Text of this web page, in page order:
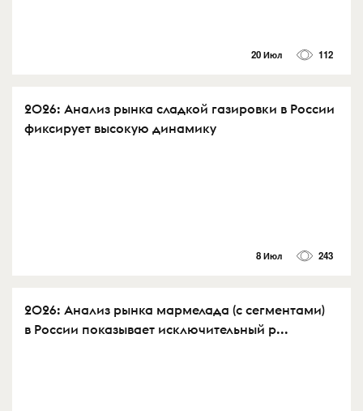
20 Июл 112
2026: Анализ рынка сладкой газировки в России
фиксирует высокую динамику
8 Июл 243
2026: Анализ рынка мармелада (с сегментами)
в России показывает исключительный р...